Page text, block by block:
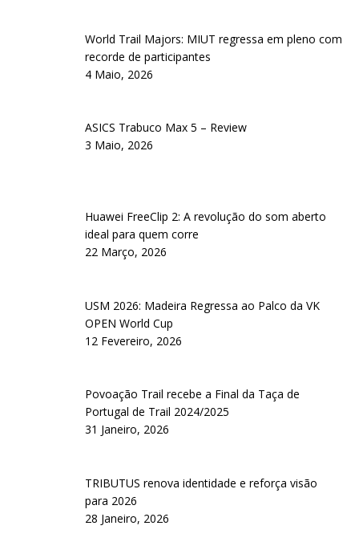
World Trail Majors: MIUT regressa em pleno com
recorde de participantes
4 Maio, 2026
ASICS Trabuco Max 5 – Review
3 Maio, 2026
Huawei FreeClip 2: A revolução do som aberto
ideal para quem corre
22 Março, 2026
USM 2026: Madeira Regressa ao Palco da VK
OPEN World Cup
12 Fevereiro, 2026
Povoação Trail recebe a Final da Taça de
Portugal de Trail 2024/2025
31 Janeiro, 2026
TRIBUTUS renova identidade e reforça visão
para 2026
28 Janeiro, 2026